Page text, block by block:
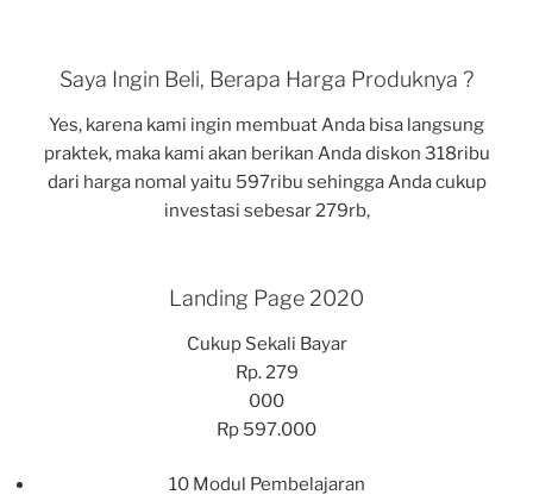
Saya Ingin Beli, Berapa Harga Produknya ?
Yes, karena kami ingin membuat Anda bisa langsung
praktek, maka kami akan berikan Anda diskon 318ribu
dari harga nomal yaitu 597ribu sehingga Anda cukup
investasi sebesar 279rb,
Landing Page 2020
Cukup Sekali Bayar
Rp. 279
000
Rp 597.000
10 Modul Pembelajaran